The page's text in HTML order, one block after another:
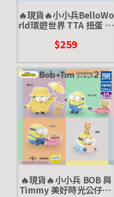
🔥現貨🔥小小兵BelloWo
rld環遊世界 TTA 扭蛋 轉
$259
🔥現貨🔥小小兵 BOB 與
Timmy 美好時光公仔P2